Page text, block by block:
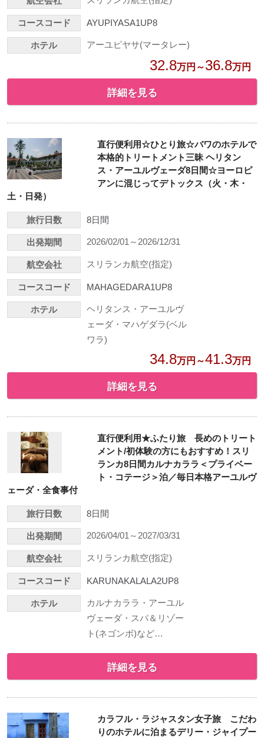
コースコード AYUPIYASA1UP8
ホテル アーユピヤサ(マータレー)
32.8万円～36.8万円
詳細を見る
直行便利用☆ひとり旅☆バワのホテルで
本格的トリートメント三昧 ヘリタン
ス・アーユルヴェーダ8日間☆ヨーロピ
アンに混じってデトックス（火・木・
土・日発）
旅行日数 8日間
出発期間 2026/02/01～2026/12/31
航空会社 スリランカ航空(指定)
コースコード MAHAGEDARA1UP8
ホテル
ヘリタンス・アーユルヴ
ェーダ・マハゲダラ(ベル
ワラ)
34.8万円～41.3万円
詳細を見る
直行便利用★ふたり旅 長めのトリート
メント/初体験の方にもおすすめ！スリ
ランカ8日間カルナカララ＜プライベー
ト・コテージ＞泊／毎日本格アーユルヴ
ェーダ・全食事付
旅行日数 8日間
出発期間 2026/04/01～2027/03/31
航空会社 スリランカ航空(指定)
コースコード KARUNAKALALA2UP8
ホテル
カルナカララ・アーユル
ヴェーダ・スパ＆リゾー
ト(ネゴンボ)など…
詳細を見る
カラフル・ラジャスタン女子旅 こだわ
りのホテルに泊まるデリー・ジャイプー